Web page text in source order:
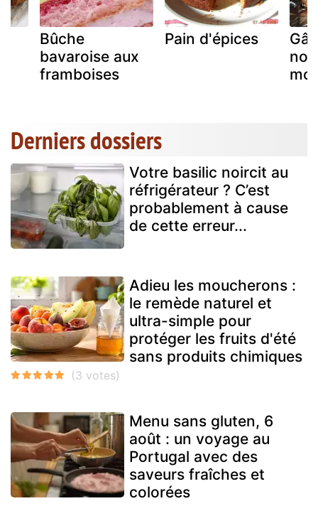
Bûche
bavaroise aux
framboises
Pain d'épices
Derniers dossiers
Votre basilic noircit au
réfrigérateur ? C’est
probablement à cause
de cette erreur...
Adieu les moucherons :
le remède naturel et
ultra-simple pour
protéger les fruits d'été
sans produits chimiques
Menu sans gluten, 6
août : un voyage au
Portugal avec des
saveurs fraîches et
colorées